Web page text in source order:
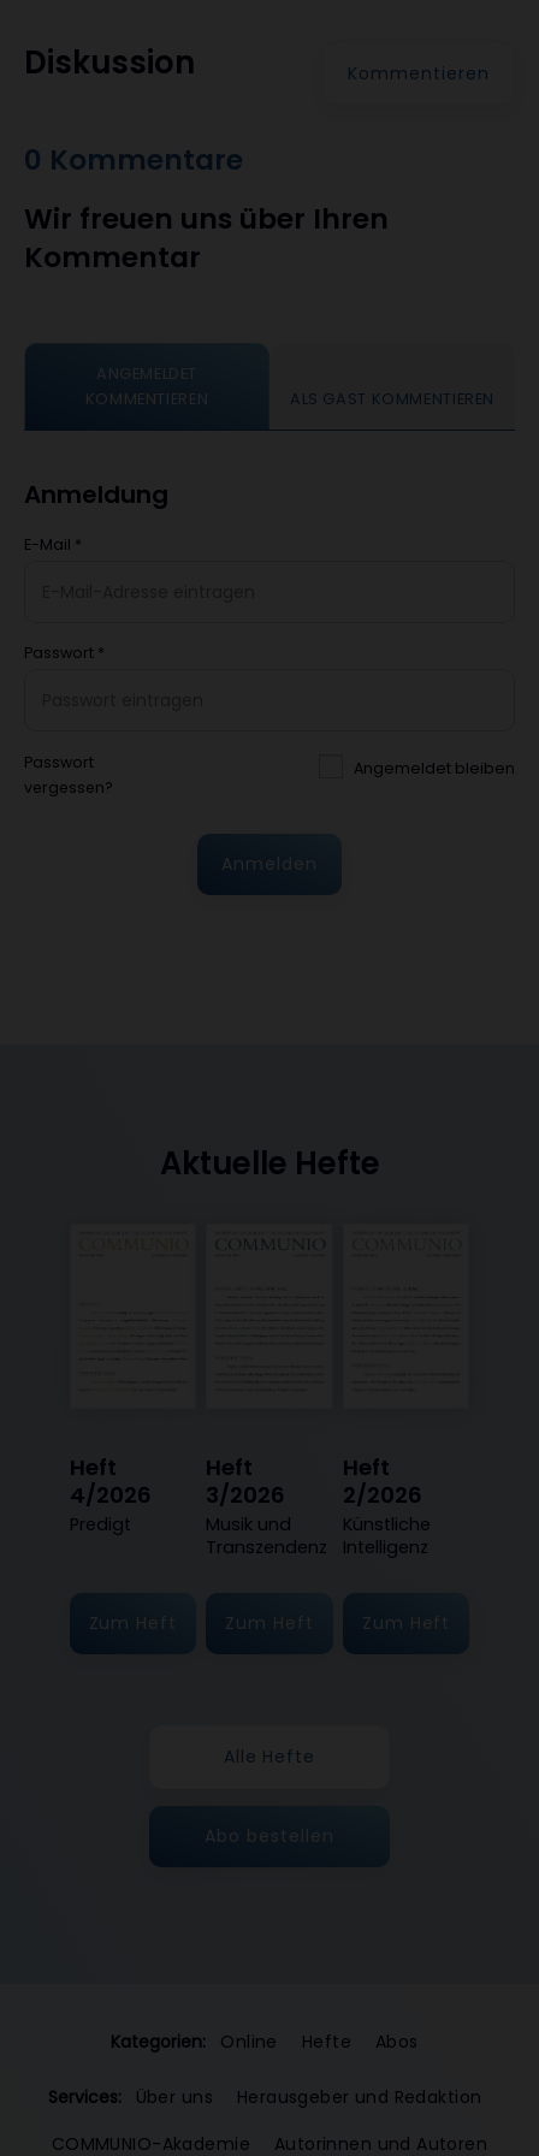
Diskussion Kommentieren
0 Kommentare
Wir freuen uns über Ihren
Kommentar
ANGEMELDET
KOMMENTIEREN
ALS GAST KOMMENTIEREN
Anmeldung
E-Mail *
Passwort *
Passwort
vergessen?
Angemeldet bleiben
Anmelden
Aktuelle Hefte
Heft
4/2026
:
Predigt
Zum Heft
Heft
3/2026
:
Musik und
Transzendenz
Zum Heft
Heft
2/2026
:
Künstliche
Intelligenz
Zum Heft
Alle Hefte
Abo bestellen
Kategorien: Online Hefte Abos
Services: Über uns
Herausgeber und Redaktion
COMMUNIO-Akademie
Autorinnen und Autoren